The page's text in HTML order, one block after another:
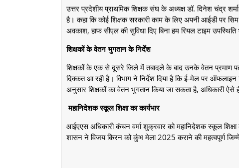
उत्तर प्रदेशीय प्राथमिक शिक्षक संघ के अध्यक्ष डॉ. दिनेश चंद्र
है। कहा कि कोई शिक्षक सरकारी काम के लिए अपनी आईडी पर
अवकाश, हाफ सीएल की सुविधा दिए बिना हम रियल टाइम उपस्थिति
शिक्षकों के वेतन भुगतान के निर्देश
शिक्षकों के एक से दूसरे जिले में तबादले के बाद उनके वेतन प्रमाण
दिक्कत आ रही है। विभाग ने निर्देश दिया है कि ई-मेल पर
अनुसार शिक्षकों का वेतन भुगतान किया जा सकता है, अधिकारी ऐसे
महानिदेशक स्कूल शिक्षा का कार्यभार
आईएएस अधिकारी कंचन वर्मा शुक्रवार को महानिदेशक स्कूल
शासन ने विजय किरन को कुंभ मेला 2025 कराने की महत्वपूर्ण